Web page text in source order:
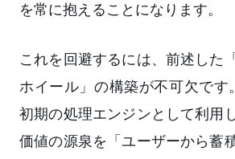
を常に抱えることになります。
これを回避するには、前述した
ホイール」の構築が不可欠です
初期の処理エンジンとして利用
価値の源泉を「ユーザーから蓄